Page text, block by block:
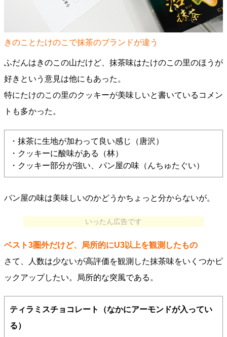
きのことたけのこで抹茶のブランドが違う
ふだんはきのこの山だけど、抹茶味はたけのこの里のほうが
好きという意見は他にもあった。
特にたけのこの里のクッキーが美味しいと書いているコメン
トも多かった。
・抹茶に生地が加わって良い感じ（唐沢）
・クッキーに酸味がある（林）
・クッキー部分が強い、パン屋の味（んちゅたぐい）
パン屋の味は美味しいのかどうかちょっと分からないが。
いったん広告です
ベスト3圏外だけど、局所的にU3以上を観測したもの
さて、人数は少ないが高評価を観測した抹茶味をいくつかピ
ックアップしたい。局所的な突風である。
ティラミスチョコレート（なかにアーモンドが入ってい
る）